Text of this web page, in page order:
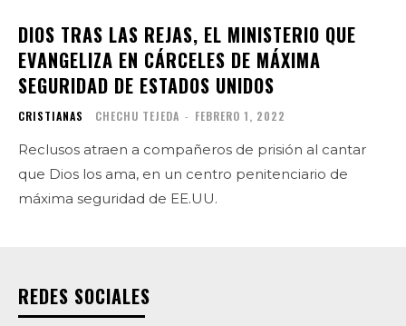
DIOS TRAS LAS REJAS, EL MINISTERIO QUE
EVANGELIZA EN CÁRCELES DE MÁXIMA
SEGURIDAD DE ESTADOS UNIDOS
CRISTIANAS CHECHU TEJEDA - FEBRERO 1, 2022
Reclusos atraen a compañeros de prisión al cantar
que Dios los ama, en un centro penitenciario de
máxima seguridad de EE.UU.
REDES SOCIALES